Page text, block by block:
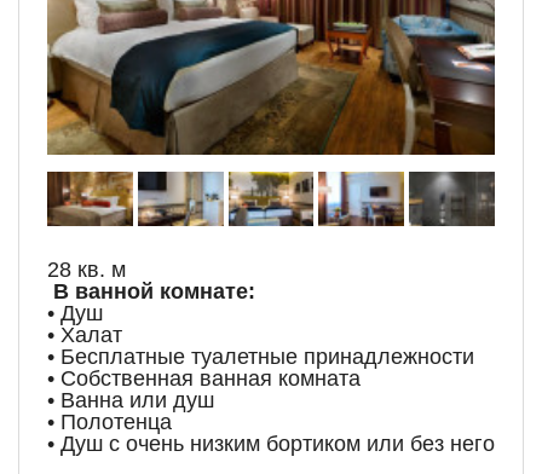
28 кв. м
В ванной комнате:
• Душ
• Халат
• Бесплатные туалетные принадлежности
• Собственная ванная комната
• Ванна или душ
• Полотенца
• Душ с очень низким бортиком или без него